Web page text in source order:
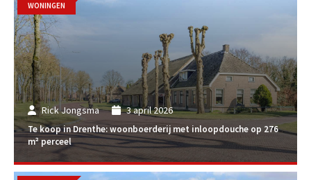
Rick Jongsma 3 april 2026
Te koop in Drenthe: woonboerderij met inloopdouche op 276
m² perceel
WONINGEN